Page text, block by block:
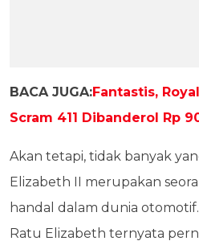
BACA JUGA:Fantastis,
Scram 411 Dibanderol Rp
Akan tetapi, tidak banyak
Elizabeth II merupakan
handal dalam dunia
Ratu Elizabeth ternyata